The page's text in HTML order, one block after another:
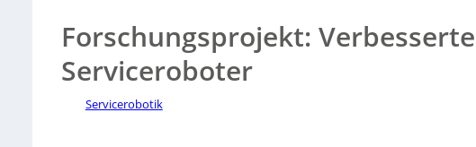
Forschungsprojekt:
Serviceroboter
Servicerobotik